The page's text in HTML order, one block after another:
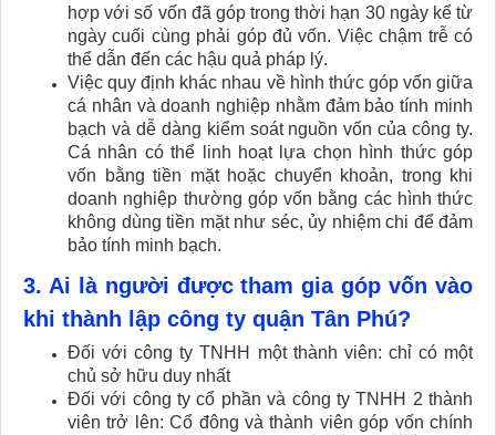
hợp với số vốn đã góp trong thời hạn 30 ngày kể từ
ngày cuối cùng phải góp đủ vốn. Việc chậm trễ có
thể dẫn đến các hậu quả pháp lý.
Việc quy định khác nhau về hình thức góp vốn giữa
cá nhân và doanh nghiệp nhằm đảm bảo tính minh
bạch và dễ dàng kiểm soát nguồn vốn của công ty.
Cá nhân có thể linh hoạt lựa chọn hình thức góp
vốn bằng tiền mặt hoặc chuyển khoản, trong khi
doanh nghiệp thường góp vốn bằng các hình thức
không dùng tiền mặt như séc, ủy nhiệm chi để đảm
bảo tính minh bạch.
3. Ai là người được tham gia góp vốn vào
khi thành lập công ty quận Tân Phú?
Đối với công ty TNHH một thành viên: chỉ có một
chủ sở hữu duy nhất
Đối với công ty cổ phần và công ty TNHH 2 thành
viên trở lên: Cổ đông và thành viên góp vốn chính